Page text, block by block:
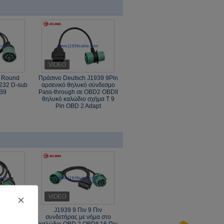
D-sub
Πράσινο Deutsch J1939 9Pin
αρσενικό θηλυκό σύνδεσμο
Pass-through σε OBD2 OBDII
θηλυκό καλώδιο σχήμα Τ 9
Pin OBD 2 Adapt
J1939 9 Πιν 9 Πιν
συνδετήρας με νήμα στο